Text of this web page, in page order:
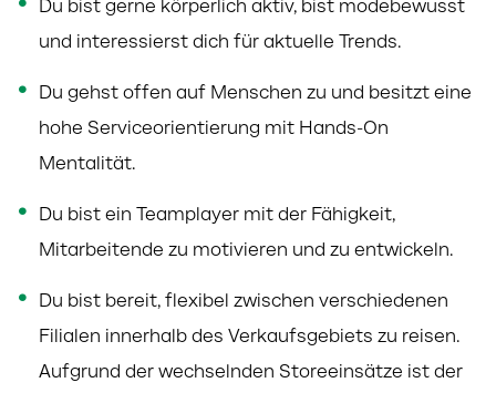
Du bist gerne körperlich aktiv, bist modebewusst
und interessierst dich für aktuelle Trends.
Du gehst offen auf Menschen zu und besitzt eine
hohe Serviceorientierung mit Hands-On
Mentalität.
Du bist ein Teamplayer mit der Fähigkeit,
Mitarbeitende zu motivieren und zu entwickeln.
Du bist bereit, flexibel zwischen verschiedenen
Filialen innerhalb des Verkaufsgebiets zu reisen.
Aufgrund der wechselnden Storeeinsätze ist der